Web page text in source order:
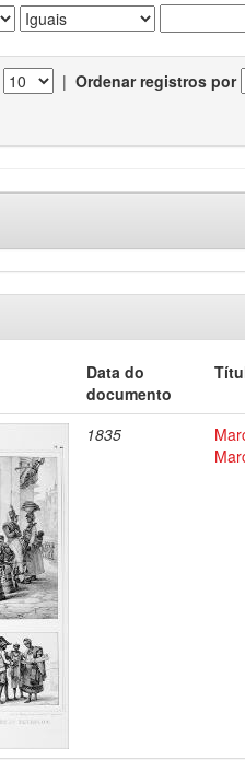
| Ordenar registros por
Data do
documento
1835